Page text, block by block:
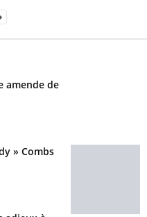
amende de
» Combs